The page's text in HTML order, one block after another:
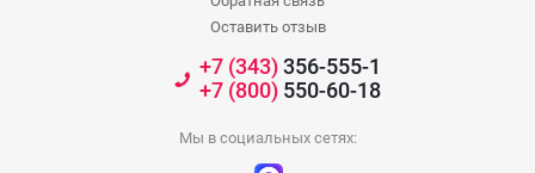
Оставить отзыв
+7 (343)356-555-1
+7 (800)550-60-18
Мы в социальных сетях: